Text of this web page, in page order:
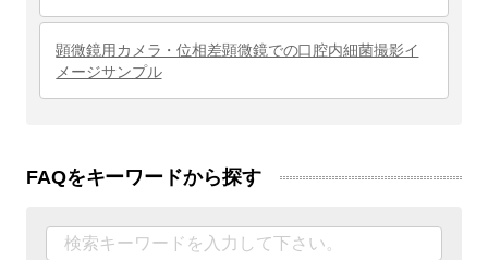
顕微鏡用カメラ・位相差顕微鏡での口腔内細菌撮影イ
メージサンプル
FAQをキーワードから探す